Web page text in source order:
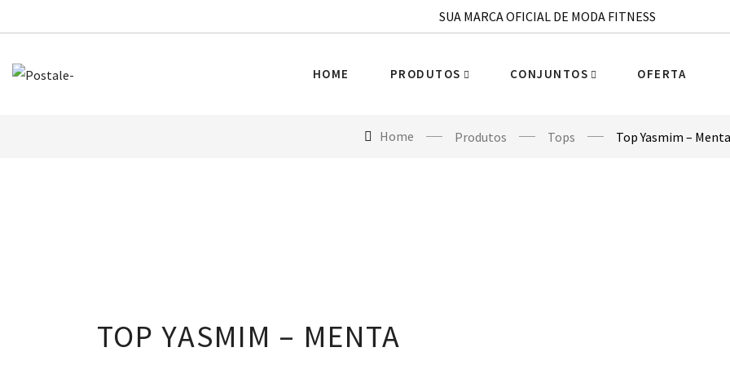
SUA MARCA OFICIAL DE MODA FITNESS
HOME PRODUTOS CONJUNTOS OFERTA
Home Produtos Tops Top Yasmim – Menta
TOP YASMIM – MENTA